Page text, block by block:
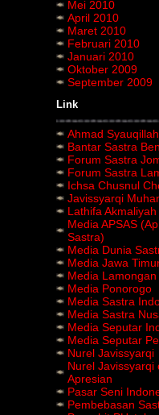
Mei 2010
April 2010
Maret 2010
Februari 2010
Januari 2010
Oktober 2009
September 2009
Link
Ahmad Syauqillah
Bantar Sastra
Forum Sastra
Forum Sastra
Ichsa Chusnul
Javissyarqi
Lathifa Akmaliyah
Media APSAS
Sastra)
Media Dunia
Media Jawa
Media Lamongan
Media Ponorogo
Media Sastra
Media Sastra
Media Seputar
Media Seputar
Nurel Javissyarqi
Nurel Javissyarqi
Apresian
Pasar Seni
Pembebasan